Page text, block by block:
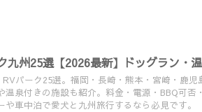
九州25選【2026最新】ドッグラン・
パーク25選。福岡・長崎・熊本・宮崎・鹿
温泉付きの施設も紹介。料金・電源・BBQ可否
や車中泊で愛犬と九州旅行するなら必見です。